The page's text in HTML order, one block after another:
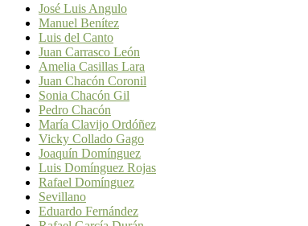
José Luis Angulo
Manuel Benítez
Luis del Canto
Juan Carrasco León
Amelia Casillas Lara
Juan Chacón Coronil
Sonia Chacón Gil
Pedro Chacón
María Clavijo Ordóñez
Vicky Collado Gago
Joaquín Domínguez
Luis Domínguez Rojas
Rafael Domínguez
Sevillano
Eduardo Fernández